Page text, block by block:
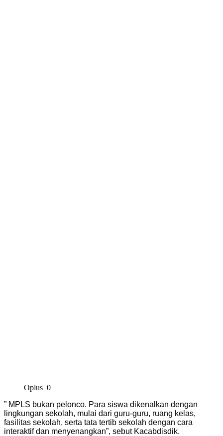
Oplus_0
” MPLS bukan pelonco. Para siswa dikenalkan dengan
lingkungan sekolah, mulai dari guru-guru, ruang kelas,
fasilitas sekolah, serta tata tertib sekolah dengan cara
interaktif dan menyenangkan”, sebut Kacabdisdik.